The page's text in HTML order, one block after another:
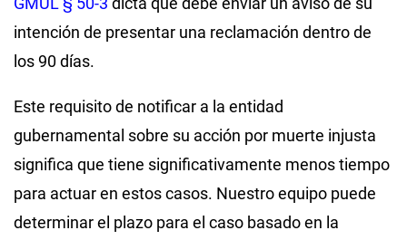
intención de presentar una reclamación dentro de
los 90 días.
Este requisito de notificar a la entidad
gubernamental sobre su acción por muerte injusta
significa que tiene significativamente menos tiempo
para actuar en estos casos. Nuestro equipo puede
determinar el plazo para el caso basado en la